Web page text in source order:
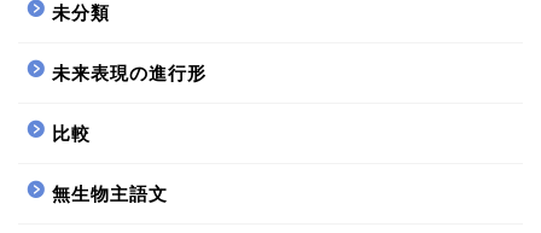
未分類
未来表現の進行形
比較
無生物主語文